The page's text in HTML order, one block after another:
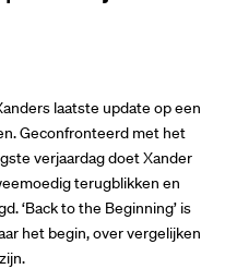
laatste update op een
Geconfronteerd met het
verjaardag doet Xander
terugblikken en
‘Back to the Beginning’ is
het begin, over vergelijken